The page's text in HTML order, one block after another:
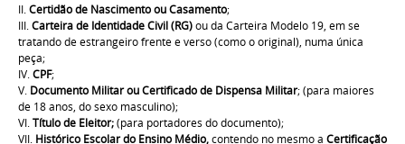
II.Certidão de NascimentoouCasamento;
III.Carteira de Identidade Civil (RG)ou da Carteira Modelo 19, em se
tratando de estrangeiro frente e verso (como o original), numa única
peça;
IV.CPF;
V. Documento Militar ou Certificado de Dispensa Militar; (para maiores
de 18 anos, do sexo masculino);
VI.Título de Eleitor;(para portadores do documento);
VII. Histórico Escolar do Ensino Médio,contendo no mesmo a Certificação